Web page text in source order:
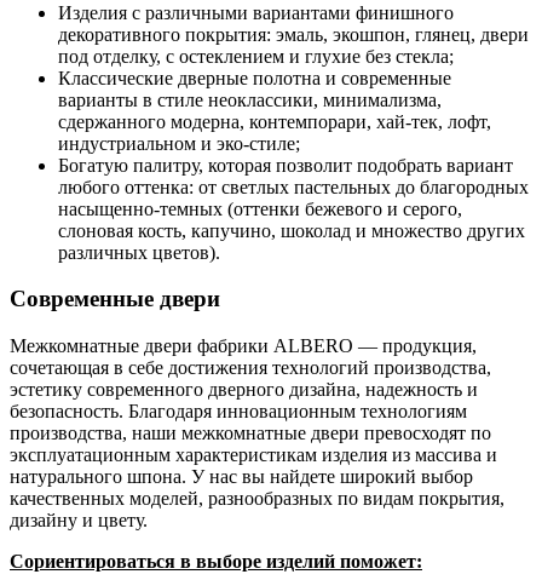
Изделия с различными вариантами финишного
декоративного покрытия: эмаль, экошпон, глянец, двери
под отделку, с остеклением и глухие без стекла;
Классические дверные полотна и современные
варианты в стиле неоклассики, минимализма,
сдержанного модерна, контемпорари, хай-тек, лофт,
индустриальном и эко-стиле;
Богатую палитру, которая позволит подобрать вариант
любого оттенка: от светлых пастельных до благородных
насыщенно-темных (оттенки бежевого и серого,
слоновая кость, капучино, шоколад и множество других
различных цветов).
Современные двери
Межкомнатные двери фабрики ALBERO — продукция,
сочетающая в себе достижения технологий производства,
эстетику современного дверного дизайна, надежность и
безопасность. Благодаря инновационным технологиям
производства, наши межкомнатные двери превосходят по
эксплуатационным характеристикам изделия из массива и
натурального шпона. У нас вы найдете широкий выбор
качественных моделей, разнообразных по видам покрытия,
дизайну и цвету.
Сориентироваться в выборе изделий поможет: